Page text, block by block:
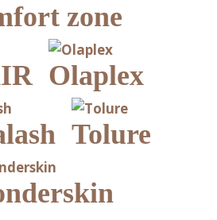
zone
Olaplex
Tolure